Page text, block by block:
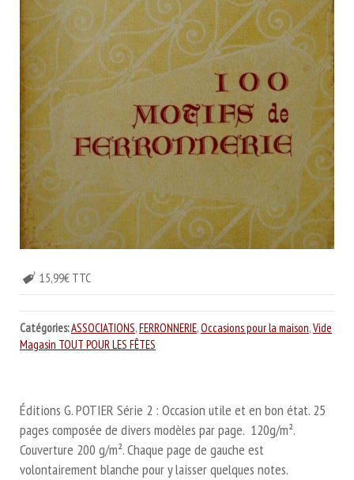
15,99€ TTC
Catégories:ASSOCIATIONS,FERRONNERIE,Occasions pour la maison,Vide
Magasin TOUT POUR LES FÊTES
Éditions G. POTIER Série 2 : Occasion utile et en bon état. 25
pages composée de divers modèles par page. 120g/m².
Couverture 200 g/m². Chaque page de gauche est
volontairement blanche pour y laisser quelques notes.